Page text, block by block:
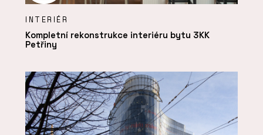
INTERIÉR
Kompletní rekonstrukce interiéru bytu 3KK
Petřiny